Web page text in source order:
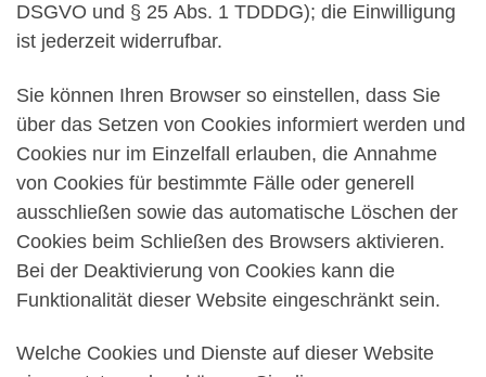
DSGVO und § 25 Abs. 1 TDDDG); die Einwilligung
ist jederzeit widerrufbar.
Sie können Ihren Browser so einstellen, dass Sie
über das Setzen von Cookies informiert werden und
Cookies nur im Einzelfall erlauben, die Annahme
von Cookies für bestimmte Fälle oder generell
ausschließen sowie das automatische Löschen der
Cookies beim Schließen des Browsers aktivieren.
Bei der Deaktivierung von Cookies kann die
Funktionalität dieser Website eingeschränkt sein.
Welche Cookies und Dienste auf dieser Website